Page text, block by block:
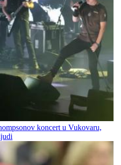
koncert u Vukovaru,